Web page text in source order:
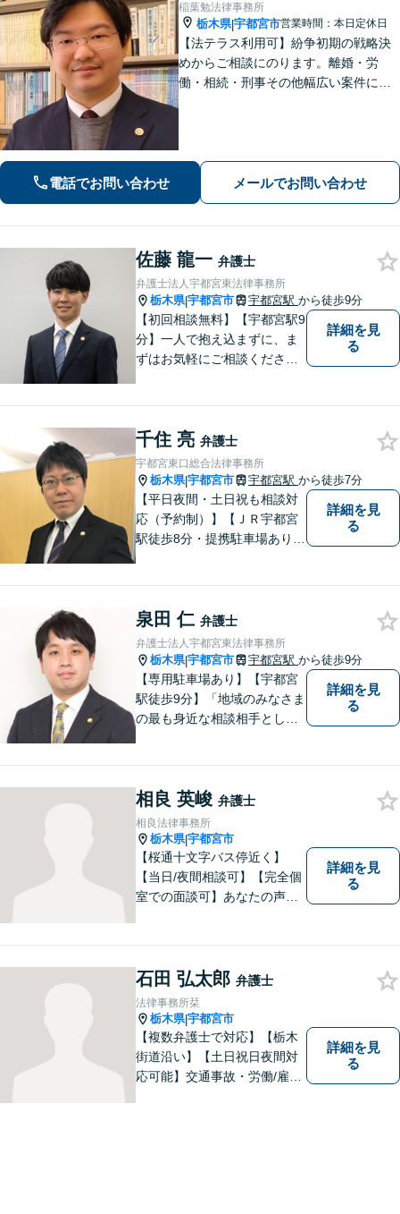
稲葉勉法律事務所
栃木県|宇都宮市営業時間：本日定休日
【法テラス利用可】紛争初期の戦略決
めからご相談にのります。離婚・労
働・相続・刑事その他幅広い案件につ
電話でお問い合わせ メールでお問い合わせ
佐藤 龍一 弁護士
弁護士法人宇都宮東法律事務所
栃木県|宇都宮市 宇都宮駅 から徒歩9分
【初回相談無料】【宇都宮駅9
分】一人で抱え込まずに、ま
ずはお気軽にご相談くださ
詳細を見
る
千住 亮 弁護士
宇都宮東口総合法律事務所
栃木県|宇都宮市 宇都宮駅 から徒歩7分
【平日夜間・土日祝も相談対
応（予約制）】【ＪＲ宇都宮
駅徒歩8分・提携駐車場あり】
合わせください。
詳細を見
る
泉田 仁 弁護士
弁護士法人宇都宮東法律事務所
栃木県|宇都宮市 宇都宮駅 から徒歩9分
【専用駐車場あり】【宇都宮
駅徒歩9分】「地域のみなさま
の最も身近な相談相手として
通事故／遺産相続／借金問題
／企業法務／離婚問題などさ
まざまな分野に力を入れてお
ります。
詳細を見
る
相良 英峻 弁護士
相良法律事務所
栃木県|宇都宮市
【桜通十文字バス停近く】
【当日/夜間相談可】【完全個
室での面談可】あなたの声を
い。 https://sagara-law-office.j
p/
詳細を見
る
石田 弘太郎 弁護士
法律事務所栞
栃木県|宇都宮市
【複数弁護士で対応】【栃木
街道沿い】【土日祝日夜間対
応可能】交通事故・労働/雇用
詳細を見
る